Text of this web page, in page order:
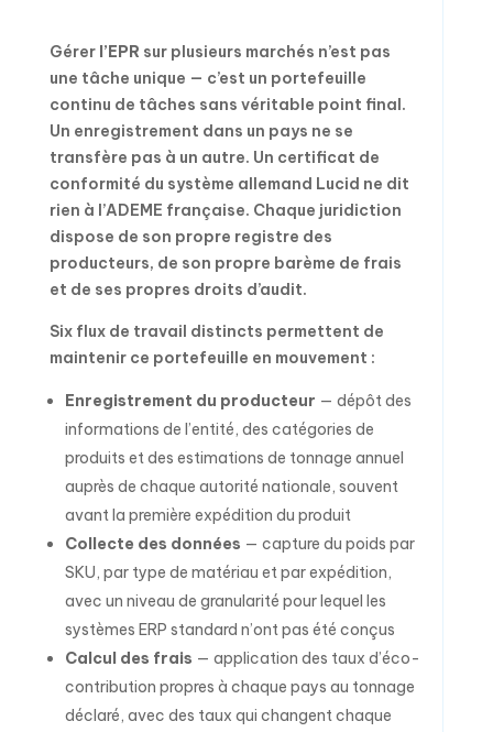
Gérer l’EPR sur plusieurs marchés n’est pas
une tâche unique — c’est un portefeuille
continu de tâches sans véritable point final.
Un enregistrement dans un pays ne se
transfère pas à un autre. Un certificat de
conformité du système allemand Lucid ne dit
rien à l’ADEME française. Chaque juridiction
dispose de son propre registre des
producteurs, de son propre barème de frais
et de ses propres droits d’audit.
Six flux de travail distincts permettent de
maintenir ce portefeuille en mouvement :
Enregistrement du producteur — dépôt des
informations de l’entité, des catégories de
produits et des estimations de tonnage annuel
auprès de chaque autorité nationale, souvent
avant la première expédition du produit
Collecte des données — capture du poids par
SKU, par type de matériau et par expédition,
avec un niveau de granularité pour lequel les
systèmes ERP standard n’ont pas été conçus
Calcul des frais — application des taux d’éco-
contribution propres à chaque pays au tonnage
déclaré, avec des taux qui changent chaque